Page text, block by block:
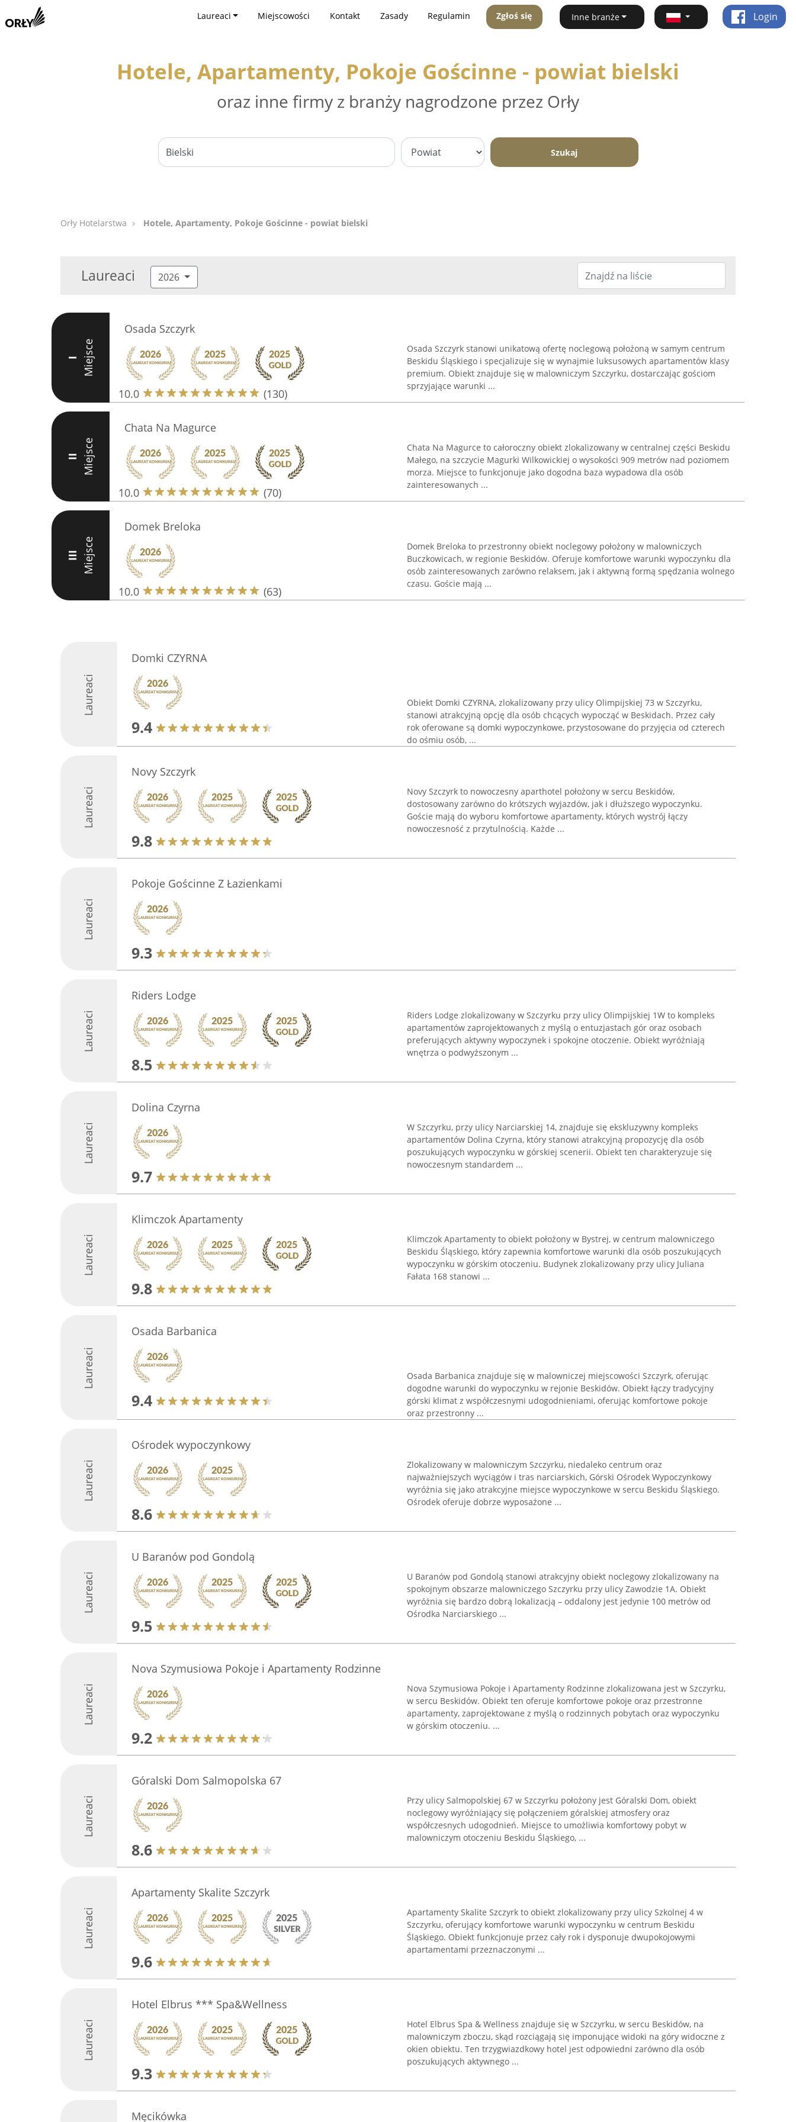
Laureaci Miejscowości Kontakt Zasady Regulamin Zgłoś się Inne branże Login
Hotele, Apartamenty, Pokoje Gościnne - powiat bielski
oraz inne firmy z branży nagrodzone przez Orły
Szukaj
Orły Hotelarstwa Hotele, Apartamenty, Pokoje Gościnne - powiat bielski
Laureaci 2026
I Miejsce
Osada Szczyrk
10.0 (130)
Osada Szczyrk stanowi unikatową ofertę noclegową położoną w samym centrum
Beskidu Śląskiego i specjalizuje się w wynajmie luksusowych apartamentów klasy
premium. Obiekt znajduje się w malowniczym Szczyrku, dostarczając gościom
sprzyjające warunki ...
II Miejsce
Chata Na Magurce
10.0 (70)
Chata Na Magurce to całoroczny obiekt zlokalizowany w centralnej części Beskidu
Małego, na szczycie Magurki Wilkowickiej o wysokości 909 metrów nad poziomem
morza. Miejsce to funkcjonuje jako dogodna baza wypadowa dla osób
zainteresowanych ...
III Miejsce
Domek Breloka
10.0 (63)
Domek Breloka to przestronny obiekt noclegowy położony w malowniczych
Buczkowicach, w regionie Beskidów. Oferuje komfortowe warunki wypoczynku dla
osób zainteresowanych zarówno relaksem, jak i aktywną formą spędzania wolnego
czasu. Goście mają ...
Laureaci
Domki CZYRNA
9.4
Obiekt Domki CZYRNA, zlokalizowany przy ulicy Olimpijskiej 73 w Szczyrku,
stanowi atrakcyjną opcję dla osób chcących wypocząć w Beskidach. Przez cały
rok oferowane są domki wypoczynkowe, przystosowane do przyjęcia od czterech
do ośmiu osób, ...
Laureaci
Novy Szczyrk
9.8
Novy Szczyrk to nowoczesny aparthotel położony w sercu Beskidów,
dostosowany zarówno do krótszych wyjazdów, jak i dłuższego wypoczynku.
Goście mają do wyboru komfortowe apartamenty, których wystrój łączy
nowoczesność z przytulnością. Każde ...
Laureaci
Pokoje Gościnne Z Łazienkami
9.3
Laureaci
Riders Lodge
8.5
Riders Lodge zlokalizowany w Szczyrku przy ulicy Olimpijskiej 1W to kompleks
apartamentów zaprojektowanych z myślą o entuzjastach gór oraz osobach
preferujących aktywny wypoczynek i spokojne otoczenie. Obiekt wyróżniają
wnętrza o podwyższonym ...
Laureaci
Dolina Czyrna
9.7
W Szczyrku, przy ulicy Narciarskiej 14, znajduje się ekskluzywny kompleks
apartamentów Dolina Czyrna, który stanowi atrakcyjną propozycję dla osób
poszukujących wypoczynku w górskiej scenerii. Obiekt ten charakteryzuje się
nowoczesnym standardem ...
Laureaci
Klimczok Apartamenty
9.8
Klimczok Apartamenty to obiekt położony w Bystrej, w centrum malowniczego
Beskidu Śląskiego, który zapewnia komfortowe warunki dla osób poszukujących
wypoczynku w górskim otoczeniu. Budynek zlokalizowany przy ulicy Juliana
Fałata 168 stanowi ...
Laureaci
Osada Barbanica
9.4
Osada Barbanica znajduje się w malowniczej miejscowości Szczyrk, oferując
dogodne warunki do wypoczynku w rejonie Beskidów. Obiekt łączy tradycyjny
górski klimat z współczesnymi udogodnieniami, oferując komfortowe pokoje
oraz przestronny ...
Laureaci
Ośrodek wypoczynkowy
8.6
Zlokalizowany w malowniczym Szczyrku, niedaleko centrum oraz
najważniejszych wyciągów i tras narciarskich, Górski Ośrodek Wypoczynkowy
wyróżnia się jako atrakcyjne miejsce wypoczynkowe w sercu Beskidu Śląskiego.
Ośrodek oferuje dobrze wyposażone ...
Laureaci
U Baranów pod Gondolą
9.5
U Baranów pod Gondolą stanowi atrakcyjny obiekt noclegowy zlokalizowany na
spokojnym obszarze malowniczego Szczyrku przy ulicy Zawodzie 1A. Obiekt
wyróżnia się bardzo dobrą lokalizacją – oddalony jest jedynie 100 metrów od
Ośrodka Narciarskiego ...
Laureaci
Nova Szymusiowa Pokoje i Apartamenty Rodzinne
9.2
Nova Szymusiowa Pokoje i Apartamenty Rodzinne zlokalizowana jest w Szczyrku,
w sercu Beskidów. Obiekt ten oferuje komfortowe pokoje oraz przestronne
apartamenty, zaprojektowane z myślą o rodzinnych pobytach oraz wypoczynku
w górskim otoczeniu. ...
Laureaci
Góralski Dom Salmopolska 67
8.6
Przy ulicy Salmopolskiej 67 w Szczyrku położony jest Góralski Dom, obiekt
noclegowy wyróżniający się połączeniem góralskiej atmosfery oraz
współczesnych udogodnień. Miejsce to umożliwia komfortowy pobyt w
malowniczym otoczeniu Beskidu Śląskiego, ...
Laureaci
Apartamenty Skalite Szczyrk
9.6
Apartamenty Skalite Szczyrk to obiekt zlokalizowany przy ulicy Szkolnej 4 w
Szczyrku, oferujący komfortowe warunki wypoczynku w centrum Beskidu
Śląskiego. Obiekt funkcjonuje przez cały rok i dysponuje dwupokojowymi
apartamentami przeznaczonymi ...
Laureaci
Hotel Elbrus *** Spa&Wellness
9.3
Hotel Elbrus Spa & Wellness znajduje się w Szczyrku, w sercu Beskidów, na
malowniczym zboczu, skąd rozciągają się imponujące widoki na góry widoczne z
okien obiektu. Ten trzygwiazdkowy hotel jest odpowiedni zarówno dla osób
poszukujących aktywnego ...
Męcikówka